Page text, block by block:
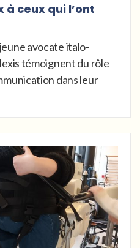
à ceux qui l’ont
avocate italo-
témoignent du rôle
dans leur